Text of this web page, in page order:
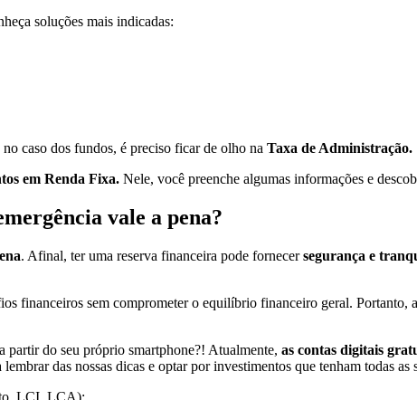
soluções mais indicadas:
caso dos fundos, é preciso ficar de olho na Taxa de Administração.
em Renda Fixa. Nele, você preenche algumas informações e
vale a pena?
. Afinal, ter uma reserva financeira pode fornecersegurança e
financeiros sem comprometer o equilíbrio financeiro geral. Portanto,
partir do seu próprio smartphone?! Atualmente, as contas digitais
lembrar das nossas dicas e optar por investimentos que tenham todas as